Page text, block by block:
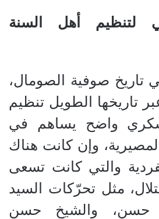
لتنظيم أهل السنة
تاريخ صوفية الصومال،
تاريخها الطويل تنظيم
واضح يساهم في
وإن كانت هناك
والتي كانت تسعى
مثل تحرّكات السيد
حسن، والشيخ حسن